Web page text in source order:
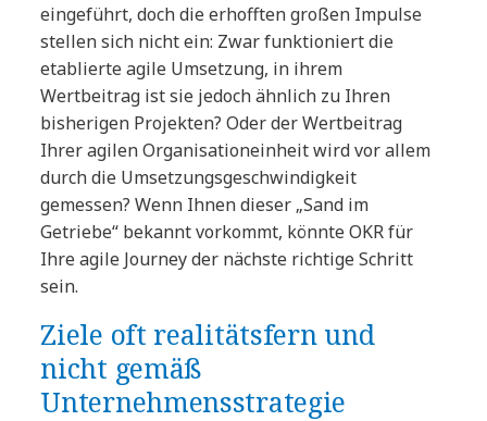
eingeführt, doch die erhofften großen Impulse
stellen sich nicht ein: Zwar funktioniert die
etablierte agile Umsetzung, in ihrem
Wertbeitrag ist sie jedoch ähnlich zu Ihren
bisherigen Projekten? Oder der Wertbeitrag
Ihrer agilen Organisationeinheit wird vor allem
durch die Umsetzungsgeschwindigkeit
gemessen? Wenn Ihnen dieser „Sand im
Getriebe“ bekannt vorkommt, könnte OKR für
Ihre agile Journey der nächste richtige Schritt
sein.
Ziele oft realitätsfern und
nicht gemäß
Unternehmensstrategie